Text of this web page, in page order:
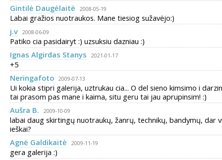
Gintilė Daugėlaitė
2008-05-19
Labai gražios nuotraukos. Mane tiesiog sužavėjo:)
j.v
2008-06-09
Patiko cia pasidairyt :) uzsuksiu dazniau :)
Ignas Algirdas Stanys
2021-01-17
+5
Neringafoto
2009-07-13
Ui kokia stipri galerija, uztrukau cia... O del sieno kimsimo i
tai prasom pas mane i kaima, situ geru tai jau aprupinsim! :)
Aušra B.
2009-10-09
labai daug skirtingų nuotraukų, žanrų, technikų, bandymų, dar
ieškai?
Agnė Galdikaitė
2009-11-19
gera galerija :)